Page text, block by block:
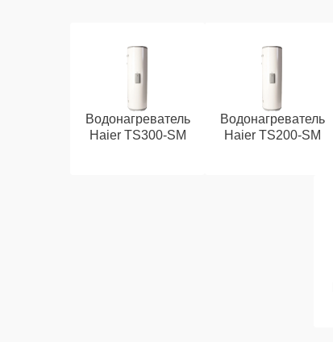
Водонагреватель
Haier TS300-SM
Водонагреватель
Haier TS200-SM